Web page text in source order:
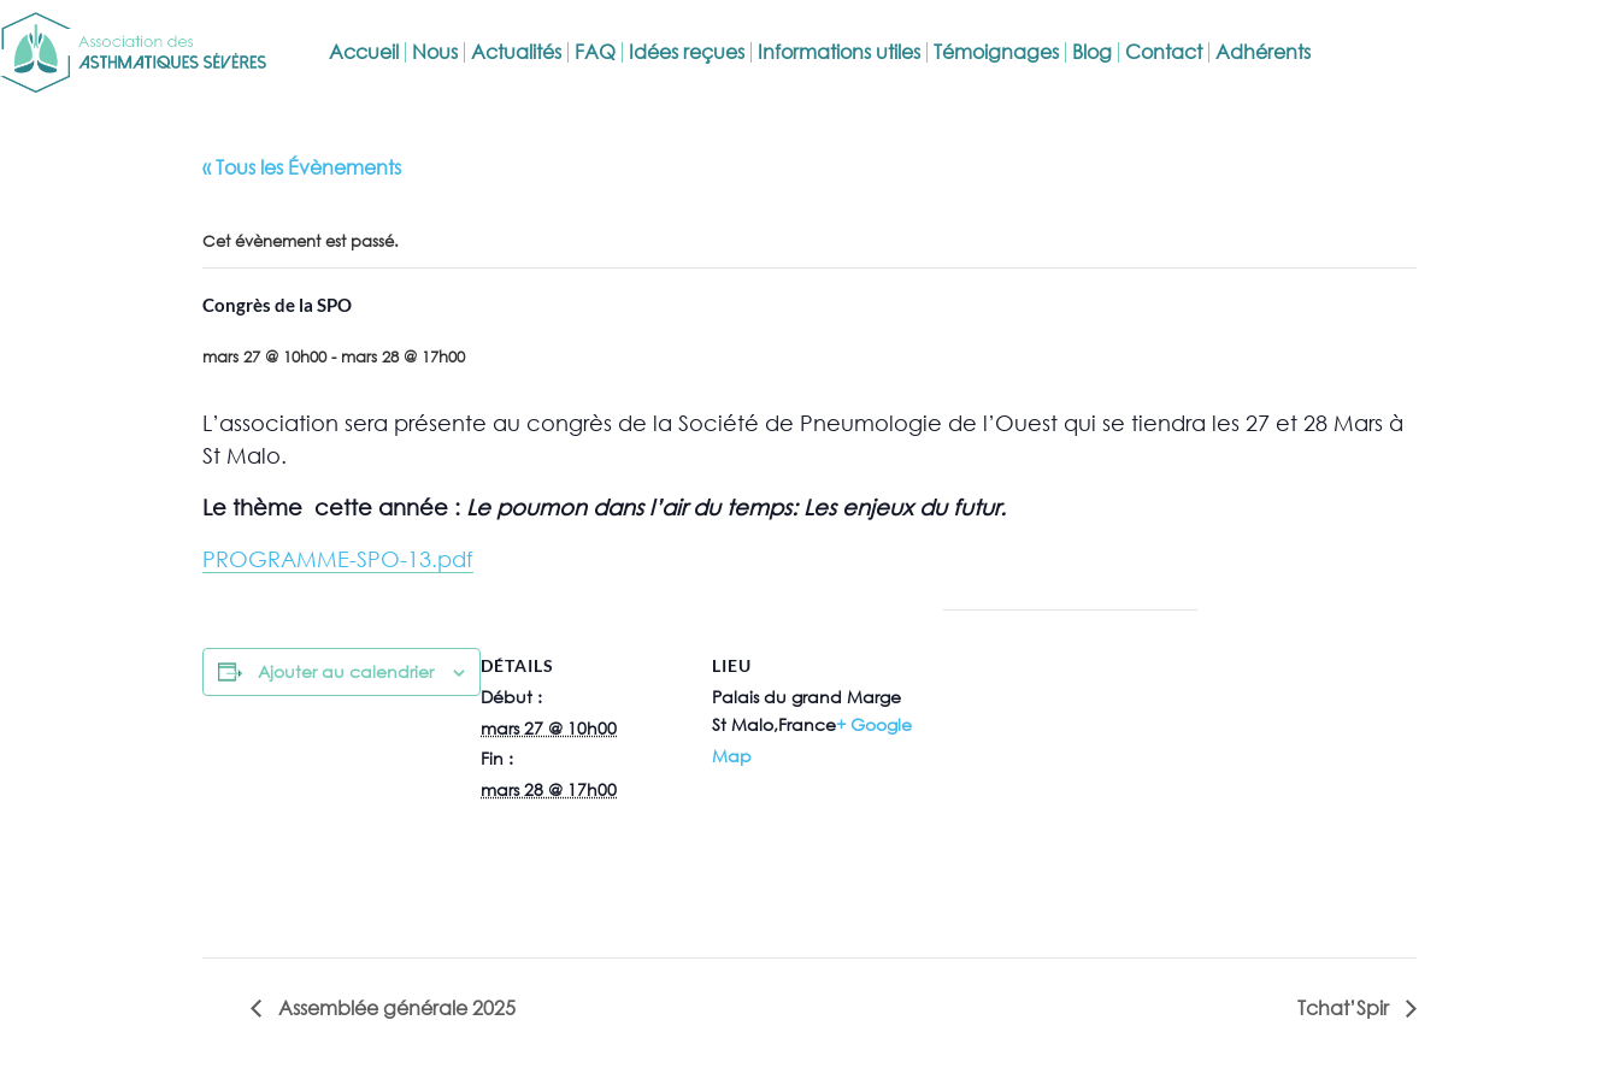
Accueil Nous Actualités FAQ Idées reçues Informations utiles Témoignages Blog Contact Adhérents
« Tous les Évènements
Cet évènement est passé.
Congrès de la SPO
mars 27 @ 10h00- mars 28 @ 17h00
L’association sera présente au congrès de la Société de Pneumologie de l’Ouest qui se tiendra les 27 et 28 Mars à
St Malo.
Le thème cette année : Le poumon dans l’air du temps: Les enjeux du futur.
PROGRAMME-SPO-13.pdf
Ajouter au calendrier DÉTAILS
Début :
mars 27 @ 10h00
Fin :
mars 28 @ 17h00
LIEU
Palais du grand Marge
St Malo,France+ Google
Map
Assemblée générale 2025 Tchat’Spir